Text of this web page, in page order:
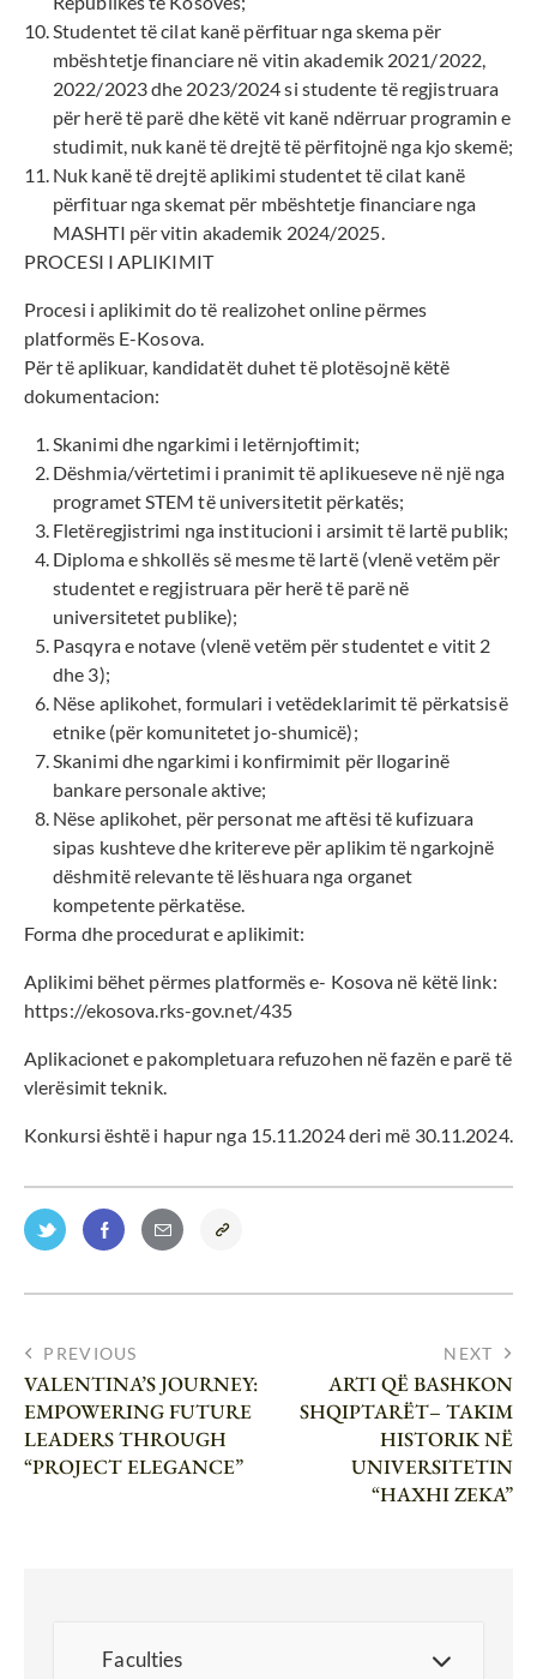
Studentet të cilat kanë përfituar nga skema për
mbështetje financiare në vitin akademik 2021/2022,
2022/2023 dhe 2023/2024 si studente të regjistruara
për herë të parë dhe këtë vit kanë ndërruar programin e
studimit, nuk kanë të drejtë të përfitojnë nga kjo skemë;
Nuk kanë të drejtë aplikimi studentet të cilat kanë
përfituar nga skemat për mbështetje financiare nga
MASHTI për vitin akademik 2024/2025.
PROCESI I APLIKIMIT
Procesi i aplikimit do të realizohet online përmes
platformës E-Kosova.
Për të aplikuar, kandidatët duhet të plotësojnë këtë
dokumentacion:
Skanimi dhe ngarkimi i letërnjoftimit;
Dëshmia/vërtetimi i pranimit të aplikueseve në një nga
programet STEM të universitetit përkatës;
Fletëregjistrimi nga institucioni i arsimit të lartë publik;
Diploma e shkollës së mesme të lartë (vlenë vetëm për
studentet e regjistruara për herë të parë në
universitetet publike);
Pasqyra e notave (vlenë vetëm për studentet e vitit 2
dhe 3);
Nëse aplikohet, formulari i vetëdeklarimit të përkatsisë
etnike (për komunitetet jo-shumicë);
Skanimi dhe ngarkimi i konfirmimit për llogarinë
bankare personale aktive;
Nëse aplikohet, për personat me aftësi të kufizuara
sipas kushteve dhe kritereve për aplikim të ngarkojnë
dëshmitë relevante të lëshuara nga organet
kompetente përkatëse.
Forma dhe procedurat e aplikimit:
Aplikimi bëhet përmes platformës e- Kosova në këtë link:
https://ekosova.rks-gov.net/435
Aplikacionet e pakompletuara refuzohen në fazën e parë të
vlerësimit teknik.
Konkursi është i hapur nga 15.11.2024 deri më 30.11.2024.
PREVIOUS
VALENTINA’S JOURNEY:
EMPOWERING FUTURE
LEADERS THROUGH
“PROJECT ELEGANCE”
NEXT
ARTI QË BASHKON
SHQIPTARËT– TAKIM
HISTORIK NË
UNIVERSITETIN
“HAXHI ZEKA”
Faculties